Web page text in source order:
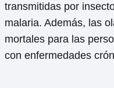
transmitidas por
malaria. Además, las
mortales para las
con enfermedades